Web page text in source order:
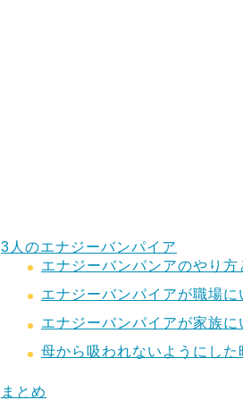
3人のエナジーバンパイア
エナジーバンパンアのやり方
エナジーバンパイアが職場に
エナジーバンパイアが家族に
母から吸われないようにした
まとめ